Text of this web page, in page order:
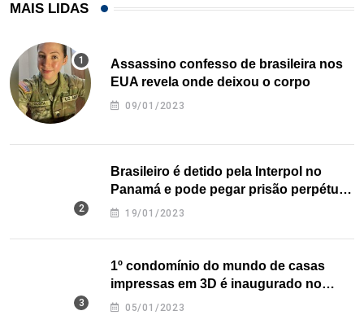
MAIS LIDAS
Assassino confesso de brasileira nos
EUA revela onde deixou o corpo
09/01/2023
Brasileiro é detido pela Interpol no
Panamá e pode pegar prisão perpétua
nos EUA
19/01/2023
1º condomínio do mundo de casas
impressas em 3D é inaugurado no
Texas
05/01/2023